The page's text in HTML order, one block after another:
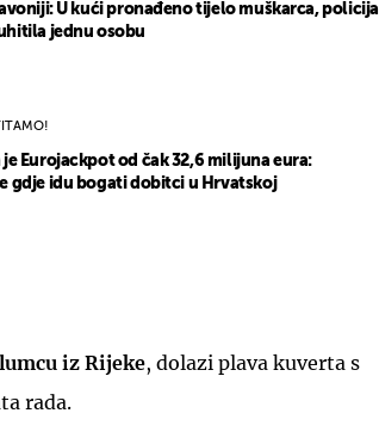
U kući pronađeno tijelo muškarca, policija
jednu osobu
je Eurojackpot od čak 32,6 milijuna eura:
gdje idu bogati dobitci u Hrvatskoj
iz Rijeke, dolazi plava kuverta s
rada.